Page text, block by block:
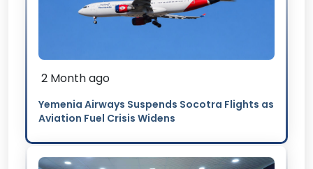
2 Month ago
Yemenia Airways Suspends Socotra Flights as
Aviation Fuel Crisis Widens